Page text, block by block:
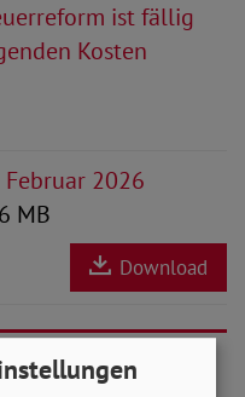
ist fällig
Kosten
2026
MB
Download